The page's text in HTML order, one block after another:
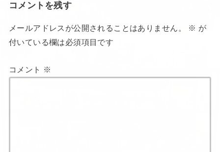
コメントを残す
メールアドレスが公開されることはありません。 ※ が
付いている欄は必須項目です
コメント ※